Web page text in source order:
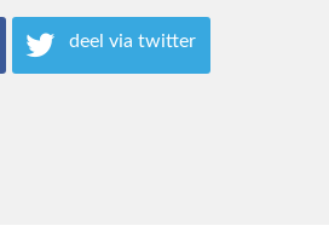
deel via twitter